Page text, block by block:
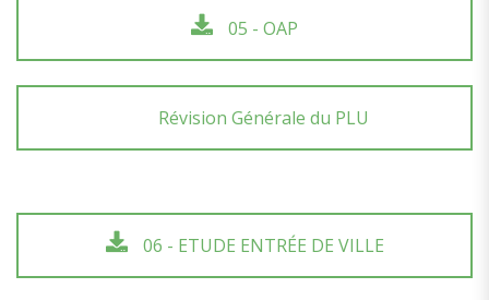
05 - OAP
Révision Générale du PLU
06 - ETUDE ENTRÉE DE VILLE